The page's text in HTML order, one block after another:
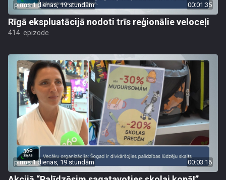
pirms 1 dienas, 19 stundām 00:01:35
Rīgā ekspluatācijā nodoti trīs reģionālie veloceļi
414. epizode
pirms 1 dienas, 19 stundām 00:03:16